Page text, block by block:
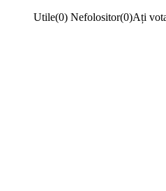
Utile(0) Nefolositor(0)Ați